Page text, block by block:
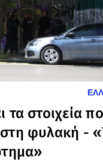
στοιχεία
φυλακή -